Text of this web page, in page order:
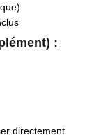
:
directement